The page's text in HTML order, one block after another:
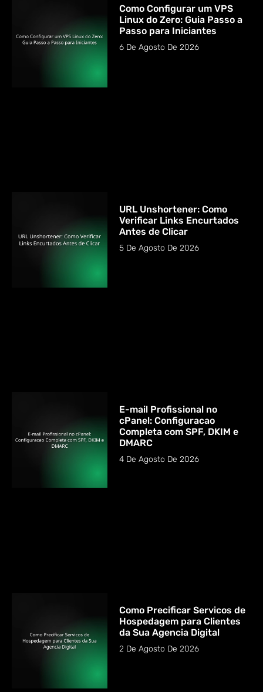
Como Configurar um VPS
Linux do Zero: Guia Passo a
Passo para Iniciantes
6 De Agosto De 2026
URL Unshortener: Como
Verificar Links Encurtados
Antes de Clicar
5 De Agosto De 2026
E-mail Profissional no
cPanel: Configuracao
Completa com SPF, DKIM e
DMARC
4 De Agosto De 2026
Como Precificar Servicos de
Hospedagem para Clientes
da Sua Agencia Digital
2 De Agosto De 2026